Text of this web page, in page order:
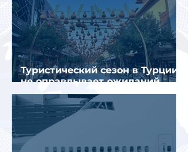
Туристический сезон в Турции
не оправдывает ожиданий
отрасли